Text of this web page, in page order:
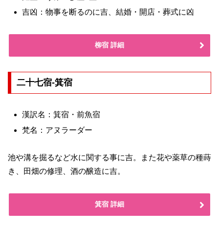
吉凶：物事を断るのに吉、結婚・開店・葬式に凶
柳宿 詳細
二十七宿-箕宿
漢訳名：箕宿・前魚宿
梵名：アヌラーダー
池や溝を掘るなど水に関する事に吉。また花や薬草の種蒔
き、田畑の修理、酒の醸造に吉。
箕宿 詳細